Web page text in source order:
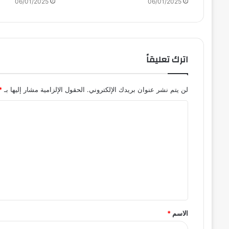
اترك تعليقاً
لن يتم نشر عنوان بريدك الإلكتروني. الحقول الإلزامية مشار إليها بـ
ق
*
الاسم *